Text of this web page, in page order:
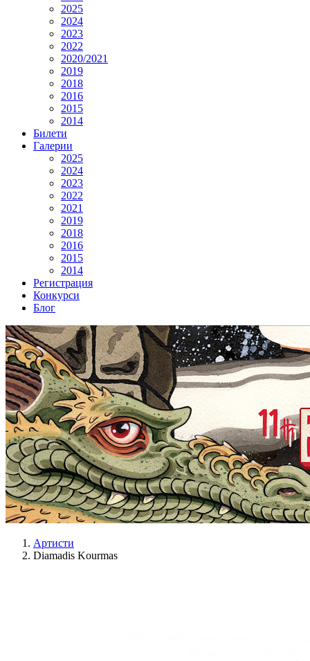
2025
2024
2023
2022
2020/2021
2019
2018
2016
2015
2014
Билети
Галерии
2025
2024
2023
2022
2021
2019
2018
2016
2015
2014
Регистрация
Конкурси
Блог
Артисти
Diamadis Kourmas